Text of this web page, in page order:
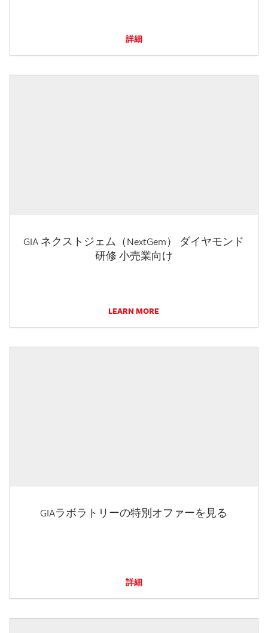
詳細
GIA ネクストジェム（NextGem） ダイヤモンド
研修 小売業向け
LEARN MORE
GIAラボラトリーの特別オファーを見る
詳細